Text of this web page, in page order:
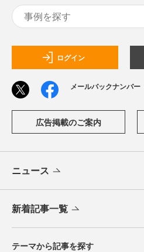
ログイン
メールバックナンバー
広告掲載のご案内
ニュース
新着記事一覧
テーマから記事を探す